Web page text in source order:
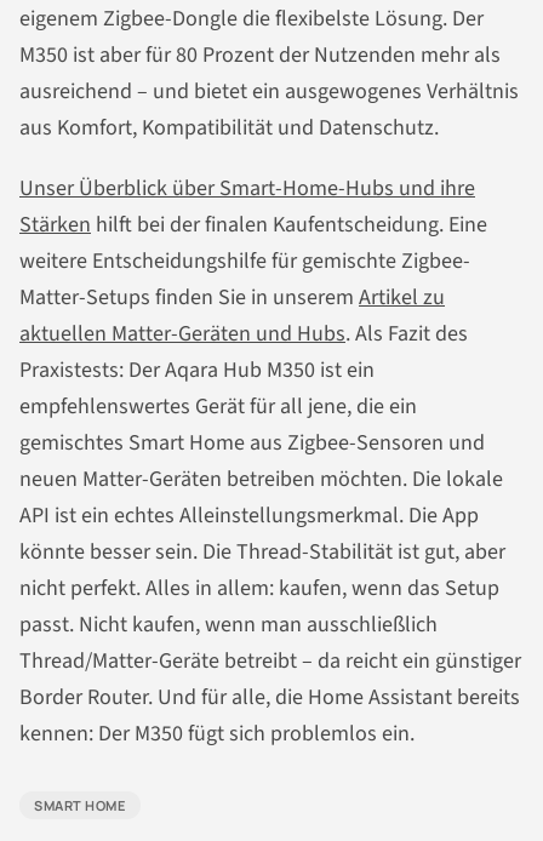
eigenem Zigbee-Dongle die flexibelste Lösung. Der
M350 ist aber für 80 Prozent der Nutzenden mehr als
ausreichend – und bietet ein ausgewogenes Verhältnis
aus Komfort, Kompatibilität und Datenschutz.
Unser Überblick über Smart-Home-Hubs und ihre
Stärken hilft bei der finalen Kaufentscheidung. Eine
weitere Entscheidungshilfe für gemischte Zigbee-
Matter-Setups finden Sie in unserem Artikel zu
aktuellen Matter-Geräten und Hubs. Als Fazit des
Praxistests: Der Aqara Hub M350 ist ein
empfehlenswertes Gerät für all jene, die ein
gemischtes Smart Home aus Zigbee-Sensoren und
neuen Matter-Geräten betreiben möchten. Die lokale
API ist ein echtes Alleinstellungsmerkmal. Die App
könnte besser sein. Die Thread-Stabilität ist gut, aber
nicht perfekt. Alles in allem: kaufen, wenn das Setup
passt. Nicht kaufen, wenn man ausschließlich
Thread/Matter-Geräte betreibt – da reicht ein günstiger
Border Router. Und für alle, die Home Assistant bereits
kennen: Der M350 fügt sich problemlos ein.
SMART HOME